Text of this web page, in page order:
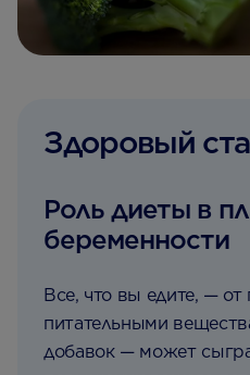
Здоровый
Роль диеты в
беременности
Все, что вы едите, — от
питательными
добавок — может